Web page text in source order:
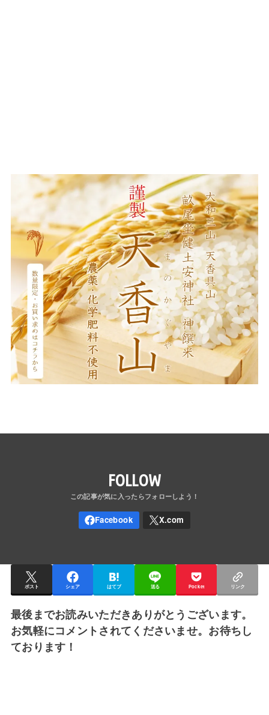
FOLLOW
ポスト シェア はてブ 送る Pocket リンク
最後までお読みいただきありがとうございます。
お気軽にコメントされてくださいませ。お待ちし
ております！